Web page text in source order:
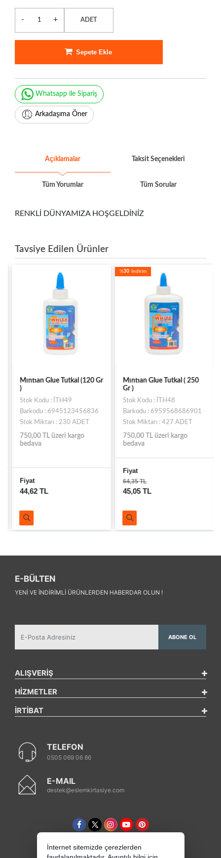
- + ADET
Sepete Ekle
Whatsapp ile Sipariş
Arkadaşıma Öner
Açıklamalar Taksit Seçenekleri
Tüm Yorumlar Tüm Sorular
RENKLİ DÜNYAMIZA HOŞGELDİNİZ
Tavsiye Edilen Ürünler
Mıntıan Glue Tutkal (120 Gr
Stok Kodu : İTH49
Barkodu : 6945123456836
Stok Miktarı : 230 ADET
750,00 TL üzeri kargo
bedava
Fiyat
44,62 TL
%30 İndirim
Mıntıan Glue Tutkal ( 250
Gr )
Stok Kodu : İTH48
Barkodu : 6959568686901
Stok Miktarı : 427 ADET
750,00 TL üzeri kargo
bedava
Fiyat
64,35 TL
45,05 TL
E-BÜLTEN
YENI VE INDIRIMLI ÜRÜNLERDEN HABERDAR OLUN !
ABONE OL
ALIŞVERİŞ
HİZMETLER
İRTİBAT
TELEFON
0505 069 06 86
E-MAIL
destek@eslemkirtasiye.com
İnternet sitemizde çerezlerden